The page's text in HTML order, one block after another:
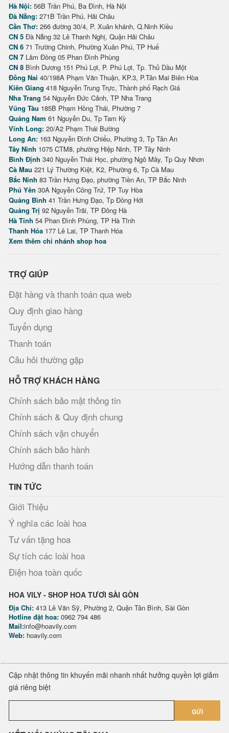
Hà Nội: 56B Trần Phú, Ba Đình, Hà Nội
Đà Nẵng: 271B Trần Phú, Hải Châu
Cần Thơ: 266 đường 30/4, P. Xuân khánh, Q.Ninh Kiều
CN 5 Đà Nẵng 32 Lê Thanh Nghị, Quận Hải Châu
CN 6 71 Trường Chinh, Phường Xuân Phú, TP Huế
CN 7 Lâm Đồng 05 Phan Đình Phùng
CN 8 Bình Dương 151 Phú Lợi, P. Phú Lợi, Tp. Thủ Dầu Một
Đồng Nai 40/198A Phạm Văn Thuận, KP.3, P.Tân Mai Biên Hòa
Kiên Giang 418 Nguyễn Trung Trực, Thành phố Rạch Giá
Nha Trang 54 Nguyễn Đức Cảnh, TP Nha Trang
Vũng Tàu 185B Phạm Hồng Thái, Phường 7
Quảng Nam 61 Nguyễn Du, Tp Tam Kỳ
Vĩnh Long: 20/A2 Phạm Thái Bường
Long An: 163 Nguyễn Đình Chiểu, Phường 3, Tp Tân An
Tây Ninh 1075 CTM8, phường Hiệp Ninh, TP Tây Ninh
Bình Định 340 Nguyễn Thái Học, phường Ngô Mây, Tp Quy Nhơn
Cà Mau 221 Lý Thường Kiệt, K2, Phường 6, Tp Cà Mau
Bắc Ninh 83 Trần Hưng Đạo, phường Tiền An, TP Bắc Ninh
Phú Yên 30A Nguyễn Công Trứ, TP Tuy Hòa
Quảng Bình 41 Trần Hưng Đạo, Tp Đồng Hới
Quảng Trị 92 Nguyễn Trãi, TP Đông Hà
Hà Tĩnh 54 Phan Đình Phùng, TP Hà Tĩnh
Thanh Hóa 177 Lê Lai, TP Thanh Hóa
Xem thêm chi nhánh shop hoa
TRỢ GIÚP
Đặt hàng và thanh toán qua web
Quy định giao hàng
Tuyển dụng
Thanh toán
Câu hỏi thường gặp
HỖ TRỢ KHÁCH HÀNG
Chính sách bảo mật thông tin
Chính sách & Quy định chung
Chính sách vận chuyển
Chính sách bảo hành
Hướng dẫn thanh toán
TIN TỨC
Giới Thiệu
Ý nghĩa các loài hoa
Tư vấn tặng hoa
Sự tích các loài hoa
Điện hoa toàn quốc
HOA VILY - SHOP HOA TƯƠI SÀI GÒN
Địa Chỉ: 413 Lê Văn Sỹ, Phường 2, Quận Tân Bình, Sài Gòn
Hotline đặt hoa: 0962 794 486
Mail:info@hoavily.com
Web: hoavily.com
Cập nhật thông tin khuyến mãi nhanh nhất hưởng quyền lợi giảm
giá riêng biệt
GỬI